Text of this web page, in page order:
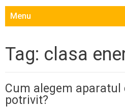
Menu
Tag: clasa
Cum alegem
potrivit?